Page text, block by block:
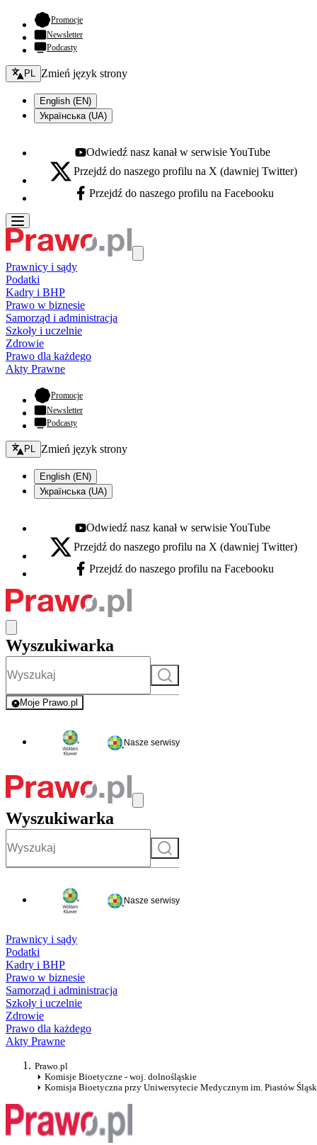
Promocje- otwiera się w nowej karcie
Newsletter
Podcasty
Zmień język - bieżący:
PL Zmień język strony
English (EN)
Українська (UA)
Youtube - otwiera się w nowej karcie
Odwiedź nasz kanał w serwisie YouTube
X - otwiera się w nowej karcie
Przejdź do naszego profilu na X (dawniej Twitter)
Facebook - otwiera się w nowej karcie
Przejdź do naszego profilu na Facebooku
Prawnicy i sądy
Podatki
Kadry i BHP
Prawo w biznesie
Samorząd i administracja
Szkoły i uczelnie
Zdrowie
Prawo dla każdego
Akty Prawne
Promocje- otwiera się w nowej karcie
Newsletter
Podcasty
Zmień język - bieżący:
PL Zmień język strony
English (EN)
Українська (UA)
Youtube - otwiera się w nowej karcie
Odwiedź nasz kanał w serwisie YouTube
X - otwiera się w nowej karcie
Przejdź do naszego profilu na X (dawniej Twitter)
Facebook - otwiera się w nowej karcie
Przejdź do naszego profilu na Facebooku
Wyszukiwarka
Szukaj
Moje Prawo.pl
- rejestracja i logowanie do serwisu
Nasze serwisy
Wyszukiwarka
Szukaj
Nasze serwisy
Prawnicy i sądy
Podatki
Kadry i BHP
Prawo w biznesie
Samorząd i administracja
Szkoły i uczelnie
Zdrowie
Prawo dla każdego
Akty Prawne
Prawo.pl
Komisje Bioetyczne - woj. dolnośląskie
Komisja Bioetyczna przy Uniwersytecie Medycznym im. Piastów